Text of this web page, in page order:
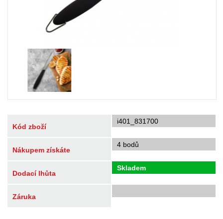
Kód zboží
i401_831700
Nákupem získáte
4 bodů
Dodací lhůta
Skladem
Záruka